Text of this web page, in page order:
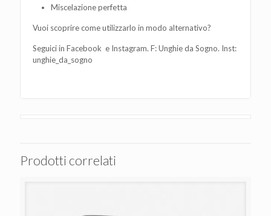
Miscelazione perfetta
Vuoi scoprire come utilizzarlo in modo alternativo?
Seguici in Facebook e Instagram. F: Unghie da Sogno. Inst:
unghie_da_sogno
Prodotti correlati